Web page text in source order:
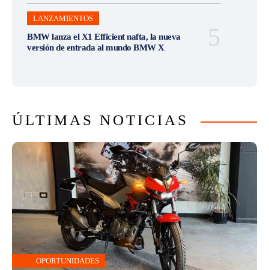
LANZAMIENTOS
BMW lanza el X1 Efficient nafta, la nueva
versión de entrada al mundo BMW X
ÚLTIMAS NOTICIAS
OPORTUNIDADES